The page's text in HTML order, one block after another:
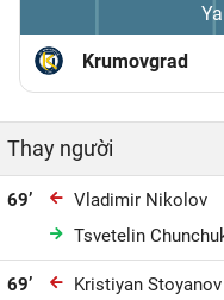
Krumovgrad
Thay người
69’
Vladimir Nikolov
Tsvetelin
69’
Kristiyan Stoyanov